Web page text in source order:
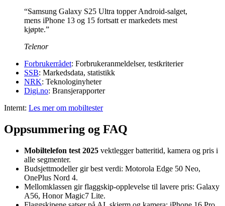
“Samsung Galaxy S25 Ultra topper Android-salget,
mens iPhone 13 og 15 fortsatt er markedets mest
kjøpte.”
Telenor
Forbrukerrådet: Forbrukeranmeldelser, testkriterier
SSB: Markedsdata, statistikk
NRK: Teknologinyheter
Digi.no: Bransjerapporter
Internt: Les mer om mobiltester
Oppsummering og FAQ
Mobiltelefon test 2025 vektlegger batteritid, kamera og pris i
alle segmenter.
Budsjettmodeller gir best verdi: Motorola Edge 50 Neo,
OnePlus Nord 4.
Mellomklassen gir flaggskip-opplevelse til lavere pris: Galaxy
A56, Honor Magic7 Lite.